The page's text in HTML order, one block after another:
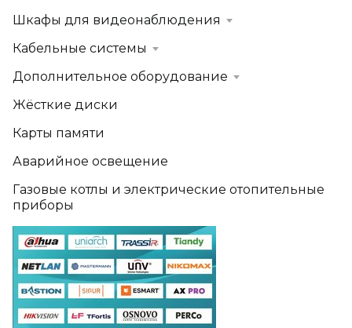
Шкафы для видеонаблюдения
Кабельные системы
Дополнительное оборудование
Жёсткие диски
Карты памяти
Аварийное освещение
Газовые котлы и электрические отопительные
приборы